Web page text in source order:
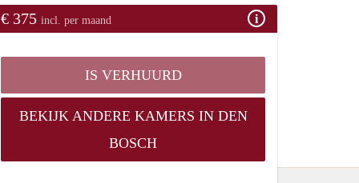
€ 375 incl. per maand
IS VERHUURD
BEKIJK ANDERE KAMERS IN DEN
BOSCH